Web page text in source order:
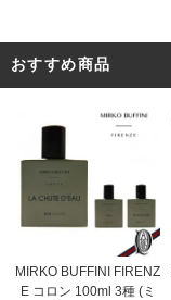
おすすめ商品
MIRKO BUFFINI FIRENZ
E コロン 100ml 3種 (ミ